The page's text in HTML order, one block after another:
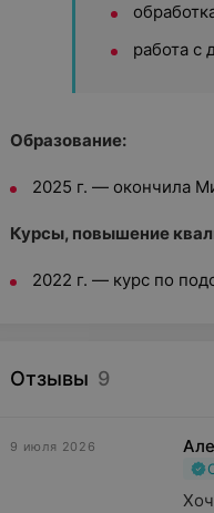
работа с
Образование:
2025 г. — окончила
Курсы, повышение
2022 г. — курс по
Отзывы 9
9 июля 2026